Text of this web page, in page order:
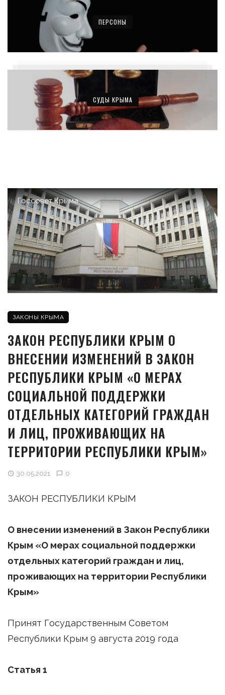
ПЕРСОНЫ
СУДЫ КРЫМА
Госсовет Крыма
ЗАКОНЫ КРЫМА
ЗАКОН РЕСПУБЛИКИ КРЫМ О
ВНЕСЕНИИ ИЗМЕНЕНИЙ В ЗАКОН
РЕСПУБЛИКИ КРЫМ «О МЕРАХ
СОЦИАЛЬНОЙ ПОДДЕРЖКИ
ОТДЕЛЬНЫХ КАТЕГОРИЙ ГРАЖДАН
И ЛИЦ, ПРОЖИВАЮЩИХ НА
ТЕРРИТОРИИ РЕСПУБЛИКИ КРЫМ»
30.05.2021 0
ЗАКОН РЕСПУБЛИКИ КРЫМ
О внесении изменений в Закон Республики
Крым «О мерах социальной поддержки
отдельных категорий граждан и лиц,
проживающих на территории Республики
Крым»
Принят Государственным Советом
Республики Крым 9 августа 2019 года
Статья 1